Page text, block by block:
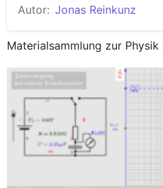
Elektrische und magnetische
Induktion
Schwingungen
Wellen
Entropie
Autor: Jonas Reinkunz
Materialsammlung zur